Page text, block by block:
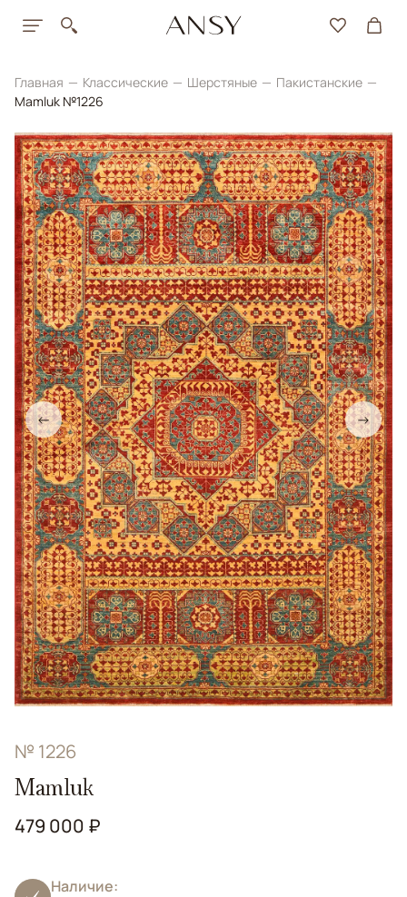
Главная Классические Шерстяные
Пакистанские
Mamluk №1226
← →
№ 1226
Mamluk
479 000 ₽
Наличие: